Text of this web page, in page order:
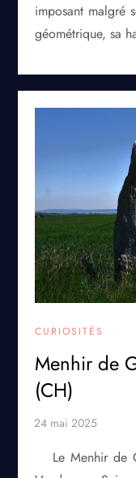
imposant malgré
géométrique, sa
CURIOSITÉS
Menhir de
(CH)
Le Menhir de